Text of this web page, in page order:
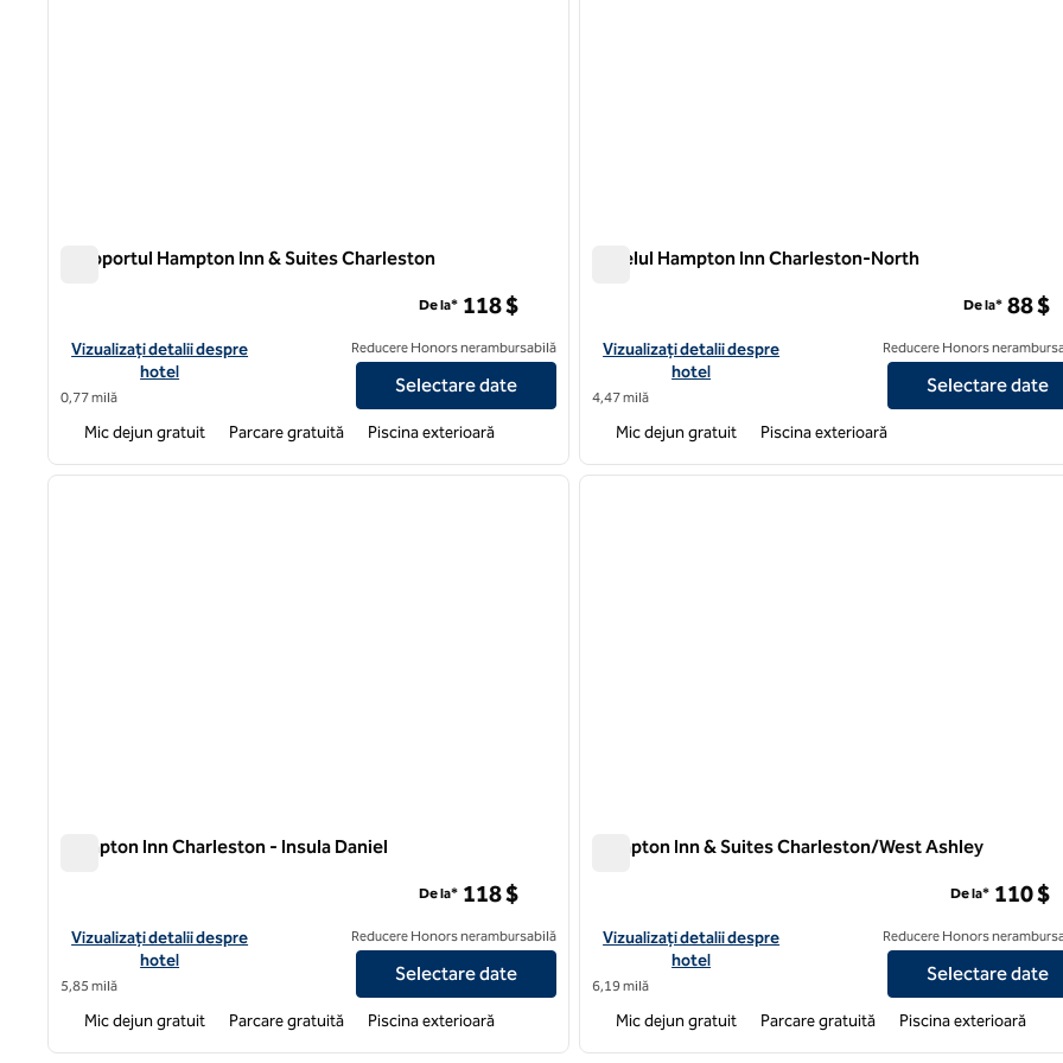
Aeroportul Hampton Inn & Suites Charleston
Vizualizați detaliile hotelului pentru Hampton Inn & Suites Charleston Airport
Vizualizați detalii despre
hotel
0,77 milă
De la* 118 $
Reducere Honors nerambursabilă
Selectare date
Mic dejun gratuit Parcare gratuită Piscina exterioară
Hotelul Hampton Inn Charleston-North
Vizualizați detaliile hotelului Hampton Inn Charleston-North
Vizualizați detalii despre
hotel
4,47 milă
De la* 88 $
Reducere Honors
Selectare date
Mic dejun gratuit Piscina exterioară
1 din 12
imaginea următoare
Hampton Inn Charleston - Insula Daniel
Vizualizați detaliile hotelului Hampton Inn Charleston - Daniel Island
Vizualizați detalii despre
hotel
5,85 milă
De la* 118 $
Reducere Honors nerambursabilă
Selectare date
Mic dejun gratuit Parcare gratuită Piscina exterioară
1 din 12
Hampton Inn & Suites Charleston/West Ashley
Vizualizați detaliile hotelului Hampton Inn & Suites Charleston/
Vizualizați detalii despre
hotel
6,19 milă
De la* 110 $
Reducere Honors
Selectare date
Mic dejun gratuit Parcare gratuită Piscina exterioară